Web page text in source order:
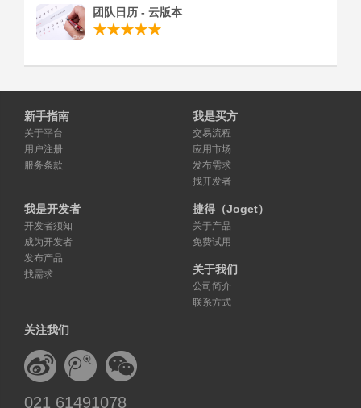
团队日历 - 云版本
新手指南
关于平台
用户注册
服务条款
我是买方
交易流程
应用市场
发布需求
找开发者
我是开发者
开发者须知
成为开发者
发布产品
找需求
捷得（Joget）
关于产品
免费试用
关于我们
公司简介
联系方式
关注我们
021 61491078